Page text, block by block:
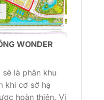
WONDER
là phân khu
khi cơ sở hạ
hoàn thiện. Vị